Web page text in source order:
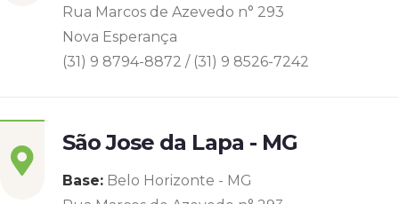
Rua Marcos de Azevedo n° 293
Nova Esperança
(31) 9 8794-8872 / (31) 9 8526-7242
São Jose da Lapa - MG
Base: Belo Horizonte - MG